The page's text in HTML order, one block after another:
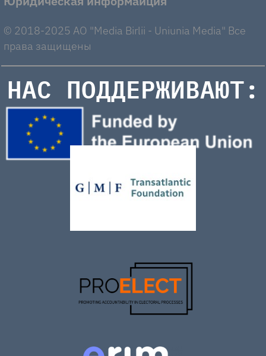
© 2018-2025 AO "Media Birlii - Uniunia Media" Все
права защищены
НАС ПОДДЕРЖИВАЮТ: